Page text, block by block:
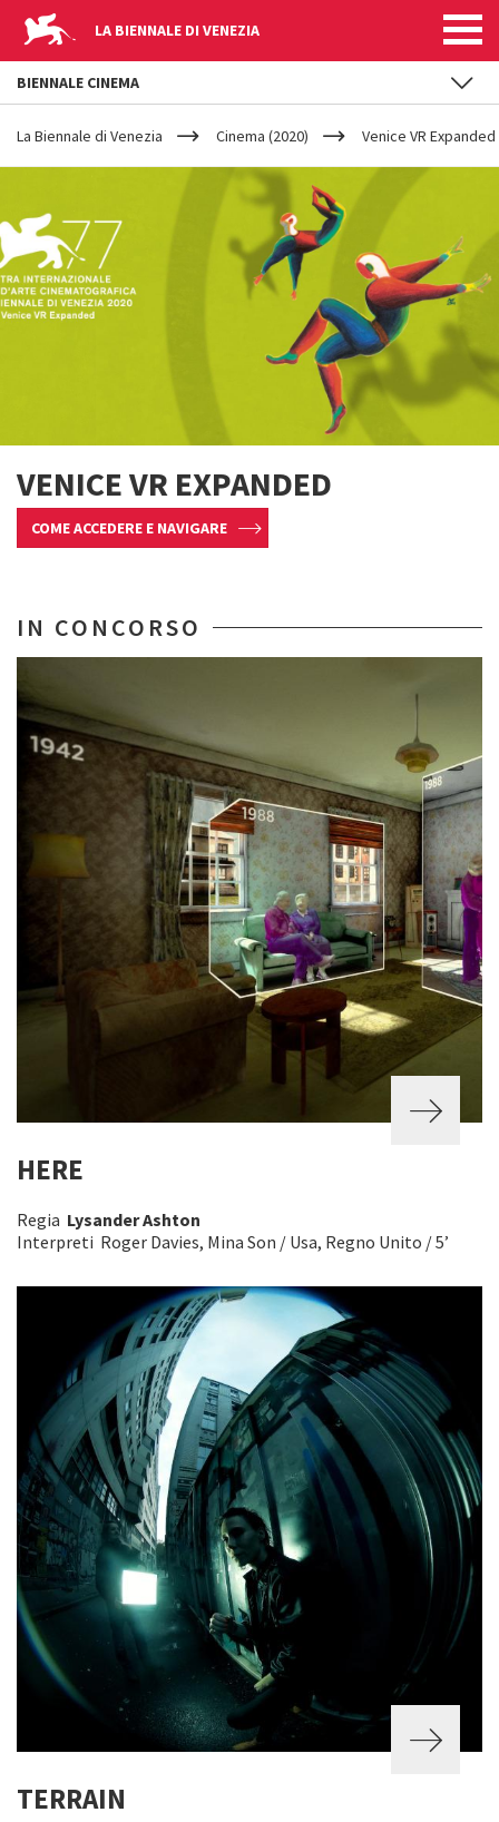
LA BIENNALE DI VENEZIA
YOUR
ARE
HERE
La Biennale di Venezia Cinema (2020) Venice VR Expanded
VENICE VR EXPANDED
COME ACCEDERE E NAVIGARE
IN CONCORSO
HERE
Regia Lysander Ashton
Interpreti Roger Davies, Mina Son / Usa, Regno Unito / 5’
TERRAIN
BIENNALE CINEMA